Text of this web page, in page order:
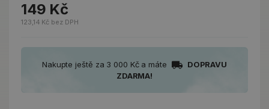
149 Kč
123,14 Kč bez DPH
Nakupte ještě za 3 000 Kč a máte
DOPRAVU
ZDARMA!